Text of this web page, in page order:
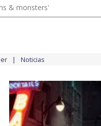
& monsters'
Noticias